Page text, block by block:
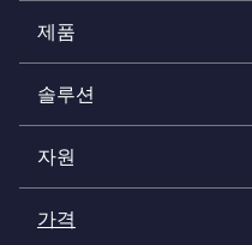
제품
솔루션
자원
가격